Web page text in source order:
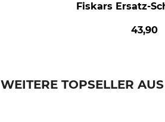
Fiskars Ersatz-
43,90
WEITERE TOPSELLER